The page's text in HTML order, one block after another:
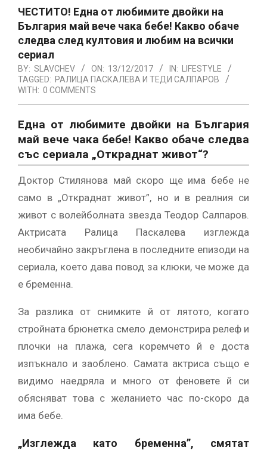
ЧЕСТИТО! Една от любимите двойки на
България май вече чака бебе! Какво обаче
следва след култовия и любим на всички
сериал
BY: SLAVCHEV ON: 13/12/2017 IN: LIFESTYLE
TAGGED: РАЛИЦА ПАСКАЛЕВА И ТЕДИ САЛПАРОВ
WITH: 0 COMMENTS
Една от любимите двойки на България
май вече чака бебе! Какво обаче следва
със сериала „Откраднат живот“?
Доктор Стилянова май скоро ще има бебе не
само в „Откраднат живот”, но и в реалния си
живот с волейболната звезда Теодор Салпаров.
Актрисата Ралица Паскалева изглежда
необичайно закръглена в последните епизоди на
сериала, което дава повод за клюки, че може да
е бременна.
За разлика от снимките й от лятото, когато
стройната брюнетка смело демонстрира релеф и
плочки на плажа, сега коремчето й е доста
изпъкнало и заоблено. Самата актриса също е
видимо наедряла и много от феновете й си
обясняват това с желанието час по-скоро да
има бебе.
„Изглежда като бременна”, смятат